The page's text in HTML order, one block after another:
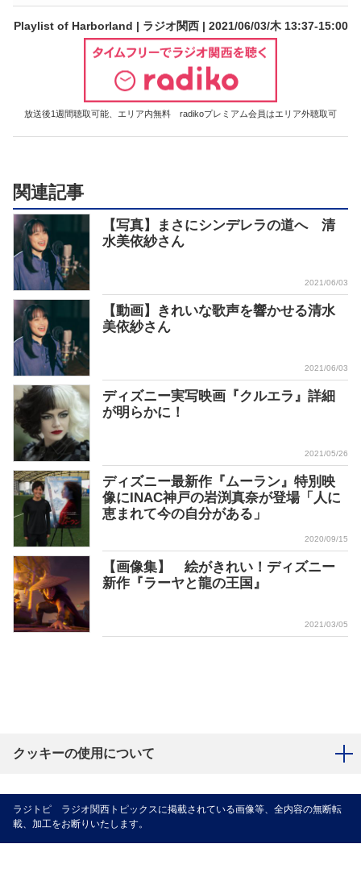
Playlist of Harborland | ラジオ関西 | 2021/06/03/木 13:37-15:00
放送後1週間聴取可能、エリア内無料 radikoプレミアム会員はエリア外聴取可
関連記事
【写真】まさにシンデレラの道へ 清
水美依紗さん
2021/06/03
【動画】きれいな歌声を響かせる清水
美依紗さん
2021/06/03
ディズニー実写映画『クルエラ』詳細
が明らかに！
2021/05/26
ディズニー最新作『ムーラン』特別映
像にINAC神戸の岩渕真奈が登場「人に
恵まれて今の自分がある」
2020/09/15
【画像集】 絵がきれい！ディズニー
新作『ラーヤと龍の王国』
2021/03/05
クッキーの使用について
ラジトピ ラジオ関西トピックスに掲載されている画像等、全内容の無断転
載、加工をお断りいたします。